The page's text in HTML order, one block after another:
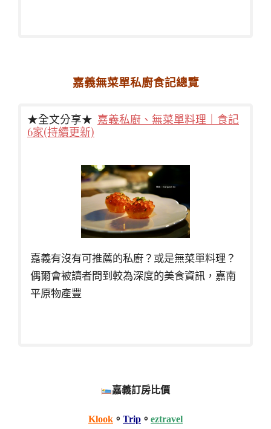
嘉義無菜單私廚食記總覽
★全文分享★ 嘉義私廚、無菜單料理｜食記
6家(持續更新)
嘉義有沒有可推薦的私廚？或是無菜單料理？
偶爾會被讀者問到較為深度的美食資訊，嘉南
平原物產豐
嘉義訂房比價
Klook 。 Trip 。 eztravel